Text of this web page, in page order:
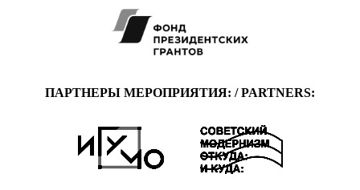
ПАРТНЕРЫ МЕРОПРИЯТИЯ: / PARTNERS: